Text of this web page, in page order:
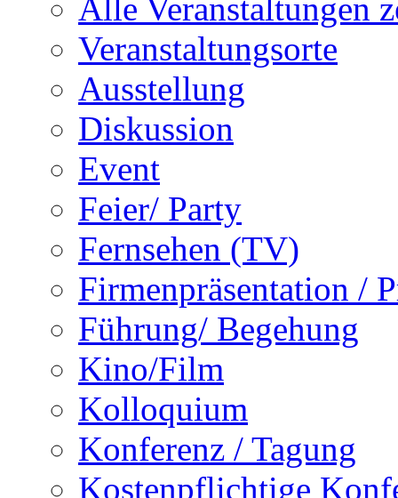
Alle Veranstaltungen
Veranstaltungsorte
Ausstellung
Diskussion
Event
Feier/ Party
Fernsehen (TV)
Firmenpräsentation /
Führung/ Begehung
Kino/Film
Kolloquium
Konferenz / Tagung
Kostenpflichtige